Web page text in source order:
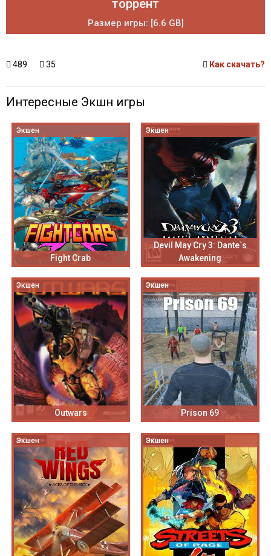
торрент
Размер игры: [6.6 GB]
489 35 Как скачать?
Интересные Экшн игры
Экшен
Fight Crab
Экшен
Devil May Cry 3: Dante`s
Awakening
Экшен
Outwars
Экшен
Prison 69
Экшен Экшен